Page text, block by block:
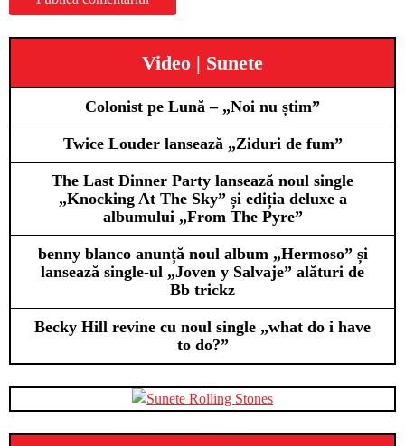
Video | Sunete
Colonist pe Lună – „Noi nu știm”
Twice Louder lansează „Ziduri de fum”
The Last Dinner Party lansează noul single
„Knocking At The Sky” și ediția deluxe a
albumului „From The Pyre”
benny blanco anunță noul album „Hermoso” și
lansează single-ul „Joven y Salvaje” alături de
Bb trickz
Becky Hill revine cu noul single „what do i have
to do?”